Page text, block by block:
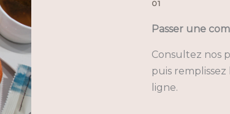
01
Passer une
Consultez nos
puis
ligne.